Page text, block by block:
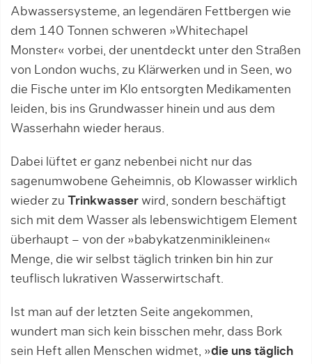
Abwassersysteme, an legendären Fettbergen wie
dem 140 Tonnen schweren »Whitechapel
Monster« vorbei, der unentdeckt unter den Straßen
von London wuchs, zu Klärwerken und in Seen, wo
die Fische unter im Klo entsorgten Medikamenten
leiden, bis ins Grundwasser hinein und aus dem
Wasserhahn wieder heraus.
Dabei lüftet er ganz nebenbei nicht nur das
sagenumwobene Geheimnis, ob Klowasser wirklich
wieder zu
Trinkwasser wird, sondern beschäftigt
sich mit dem Wasser als lebenswichtigem Element
überhaupt – von der »babykatzenminikleinen«
Menge, die wir selbst täglich trinken bin hin zur
teuflisch lukrativen Wasserwirtschaft.
Ist man auf der letzten Seite angekommen,
wundert man sich kein bisschen mehr, dass Bork
sein Heft allen Menschen widmet, »die uns täglich